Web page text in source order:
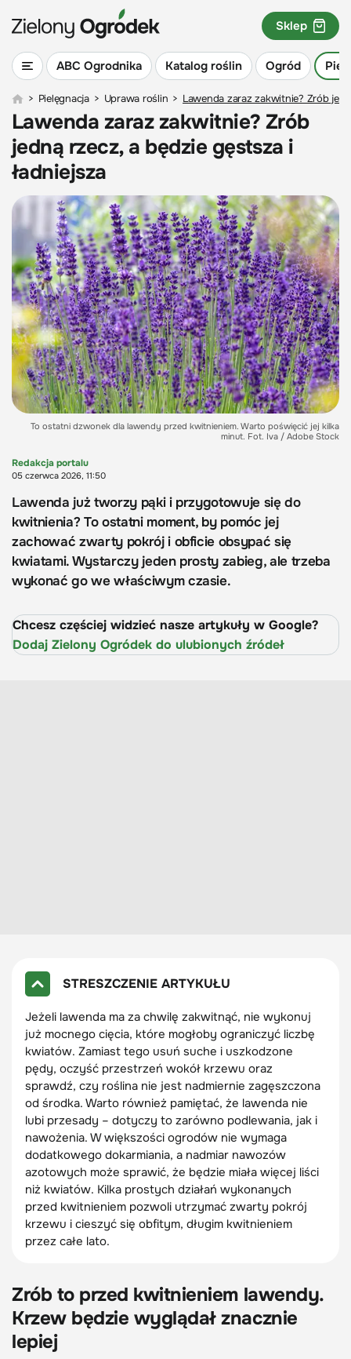
ABC Ogrodnika Katalog roślin Ogród
Sklep
> Pielęgnacja > Uprawa roślin > Lawenda zaraz zakwitnie? Zrób
Lawenda zaraz zakwitnie? Zrób
jedną rzecz, a będzie gęstsza i
ładniejsza
To ostatni dzwonek dla lawendy przed kwitnieniem. Warto poświęcić jej kilka
minut. Fot. Iva / Adobe Stock
Redakcja portalu
05 czerwca 2026, 11:50
Lawenda już tworzy pąki i przygotowuje się do
kwitnienia? To ostatni moment, by pomóc jej
zachować zwarty pokrój i obficie obsypać się
kwiatami. Wystarczy jeden prosty zabieg, ale trzeba
wykonać go we właściwym czasie.
Chcesz częściej widzieć nasze artykuły w Google?
Dodaj Zielony Ogródek do ulubionych źródeł
STRESZCZENIE ARTYKUŁU
Jeżeli lawenda ma za chwilę zakwitnąć, nie wykonuj
już mocnego cięcia, które mogłoby ograniczyć liczbę
kwiatów. Zamiast tego usuń suche i uszkodzone
pędy, oczyść przestrzeń wokół krzewu oraz
sprawdź, czy roślina nie jest nadmiernie zagęszczona
od środka. Warto również pamiętać, że lawenda nie
lubi przesady – dotyczy to zarówno podlewania, jak i
nawożenia. W większości ogrodów nie wymaga
dodatkowego dokarmiania, a nadmiar nawozów
azotowych może sprawić, że będzie miała więcej liści
niż kwiatów. Kilka prostych działań wykonanych
przed kwitnieniem pozwoli utrzymać zwarty pokrój
krzewu i cieszyć się obfitym, długim kwitnieniem
przez całe lato.
Zrób to przed kwitnieniem lawendy.
Krzew będzie wyglądał znacznie
lepiej